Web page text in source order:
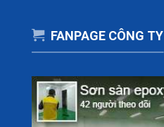
FANPAGE CÔNG TY